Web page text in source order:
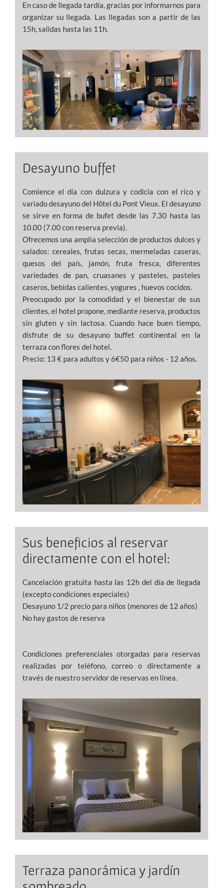
En caso de llegada tardía, gracias por informarnos para
organizar su llegada. Las llegadas son a partir de las
15h, salidas hasta las 11h.
Desayuno buffet
Comience el día con dulzura y codicia con el rico y
variado desayuno del Hôtel du Pont Vieux. El desayuno
se sirve en forma de bufet desde las 7.30 hasta las
10.00 (7.00 con reserva previa).
Ofrecemos una amplia selección de productos dulces y
salados: cereales, frutas secas, mermeladas caseras,
quesos del país, jamón, fruta fresca, diferentes
variedades de pan, cruasanes y pasteles, pasteles
caseros, bebidas calientes, yogures , huevos cocidos.
Preocupado por la comodidad y el bienestar de sus
clientes, el hotel propone, mediante reserva, productos
sin gluten y sin lactosa. Cuando hace buen tiempo,
disfrute de su desayuno buffet continental en la
terraza con flores del hotel.
Precio: 13 € para adultos y 6€50 para niños - 12 años.
Sus beneficios al reservar
directamente con el hotel:
Cancelación gratuita hasta las 12h del día de llegada
(excepto condiciones especiales)
Desayuno 1/2 precio para niños (menores de 12 años)
No hay gastos de reserva
Condiciones preferenciales otorgadas para reservas
realizadas por teléfono, correo o directamente a
través de nuestro servidor de reservas en línea.
Terraza panorámica y jardín